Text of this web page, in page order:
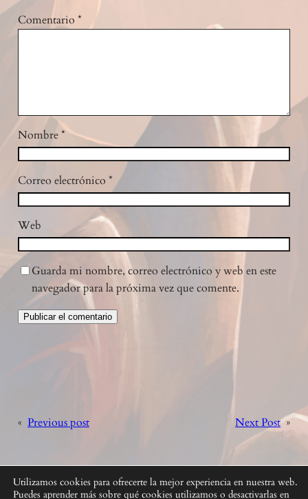
Comentario *
Nombre*
Correo electrónico *
Web
Guarda mi nombre, correo electrónico y web en este
navegador para la próxima vez que comente.
« Previous post Next Post »
Utilizamos cookies para ofrecerte la mejor experiencia en nuestra web.
Puedes aprender más sobre qué cookies utilizamos o desactivarlas en